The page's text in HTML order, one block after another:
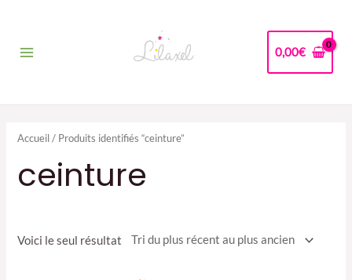
contenu
0,00€
Accueil/ Produits identifiés “ceinture”
ceinture
Voici le seul résultat